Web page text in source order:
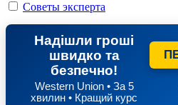
Советы эксперта
Надішли гроші
швидко та
безпечно!
Western Union • За 5
хвилин • Кращий курс